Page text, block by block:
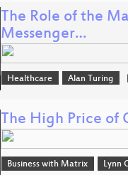
The Role of the
Messenger…
Healthcare Alan Turing
The High Price of
Business with Matrix Lynn